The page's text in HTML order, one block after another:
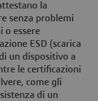
la
senza problemi
o essere
ESD (scarica
un dispositivo a
le certificazioni
come gli
di un